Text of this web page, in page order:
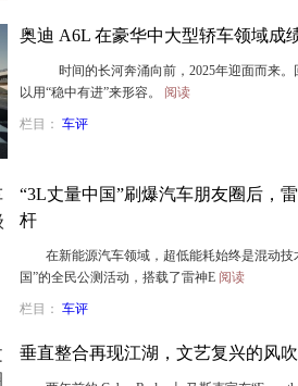
奥迪 A6L 在豪华中大型轿车领域成
时间的长河奔涌向前，2025年迎面而来。
以用“稳中有进”来形容。 阅读
栏目： 车评
“3L丈量中国”刷爆汽车朋友圈后，
杆
在新能源汽车领域，超低能耗始终是混动技
国”的全民公测活动，搭载了雷神E 阅读
栏目： 车评
垂直整合再现江湖，文艺复兴的风